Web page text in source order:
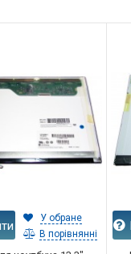
У обране
В порівнянні